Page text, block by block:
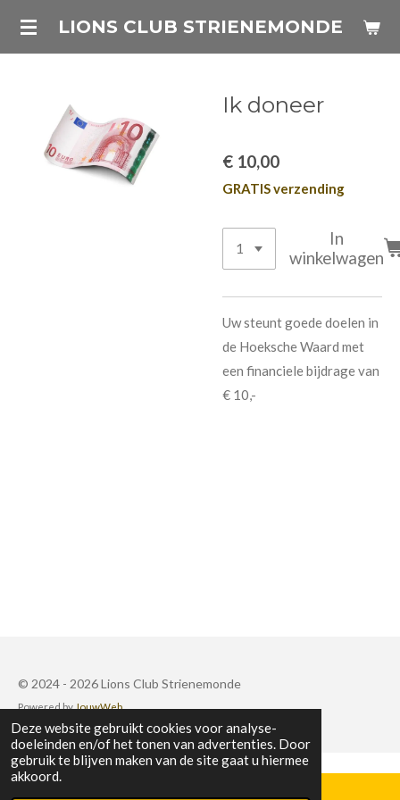
Deze website gebruikt cookies voor analyse-
doeleinden en/of het tonen van advertenties. Door
gebruik te blijven maken van de site gaat u hiermee
akkoord.
Ga
hoofdinhoud
LIONS CLUB STRIENEMONDE
Ik doneer
€ 10,00
GRATIS verzending
In
winkelwagen
Uw steunt goede doelen in
de Hoeksche Waard met
een financiele bijdrage van
€ 10,-
© 2024 - 2026 Lions Club Strienemonde
Powered byJouwWeb